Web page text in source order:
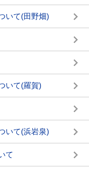
いて(田野畑)
いて(羅賀)
いて(浜岩泉)
て